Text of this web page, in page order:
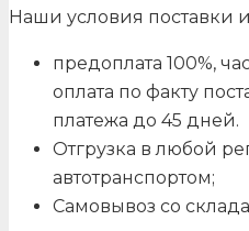
Наши условия поставки
предоплата 100%,
оплата по факту
платежа до 45 дней.
Отгрузка в любой
автотранспортом;
Самовывоз со